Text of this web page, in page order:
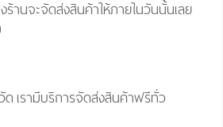
ร้านจะจัดส่งสินค้าให้ภายในวันนั้นเลย
ด เรามีบริการจัดส่งสินค้าฟรีทั่ว